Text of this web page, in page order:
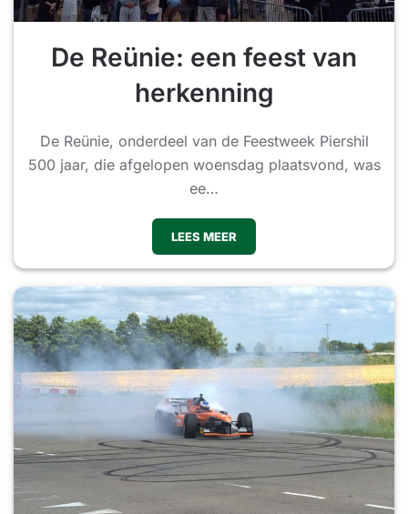
De Reünie: een feest van
herkenning
De Reünie, onderdeel van de Feestweek Piershil
500 jaar, die afgelopen woensdag plaatsvond, was
ee…
LEES MEER